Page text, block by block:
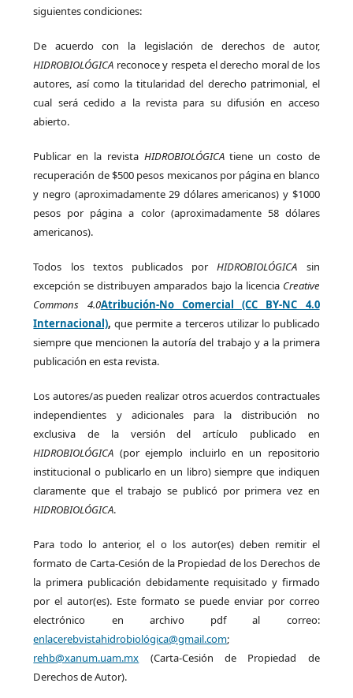
siguientes condiciones:
De acuerdo con la legislación de derechos de autor,
HIDROBIOLÓGICA reconoce y respeta el derecho moral de los
autores, así como la titularidad del derecho patrimonial, el
cual será cedido a la revista para su difusión en acceso
abierto.
Publicar en la revista HIDROBIOLÓGICAtiene un costo de
recuperación de $500 pesos mexicanos por página en blanco
y negro (aproximadamente 29 dólares americanos) y $1000
pesos por página a color (aproximadamente 58 dólares
americanos).
Todos los textos publicados porHIDROBIOLÓGICA sin
excepción se distribuyen amparados bajo la licencia Creative
Commons 4.0Atribución-No Comercial (CC BY-NC 4.0
Internacional),que permite a terceros utilizar lo publicado
siempre que mencionen la autoría del trabajo y a la primera
publicación en esta revista.
Los autores/as pueden realizar otros acuerdos contractuales
independientes y adicionales para la distribución no
exclusiva de la versión del artículo publicado en
HIDROBIOLÓGICA (por ejemplo incluirlo en un repositorio
institucional o publicarlo en un libro) siempre que indiquen
claramente que el trabajo se publicó por primera vez en
HIDROBIOLÓGICA.
Para todo lo anterior, el o los autor(es) deben remitir el
formato de Carta-Cesión de la Propiedad de los Derechos de
la primera publicación debidamente requisitado y firmado
por el autor(es). Este formato se puede enviar por correo
electrónico en archivo pdf al correo:
enlacerebvistahidrobiológica@gmail.com;
rehb@xanum.uam.mx (Carta-Cesión de Propiedad de
Derechos de Autor).